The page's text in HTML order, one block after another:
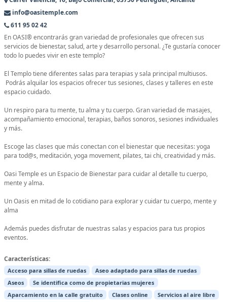
info@oasitemple.com
611 95 02 42
En OASI® encontrarás gran variedad de profesionales que ofrecen sus
servicios de bienestar, salud, arte y desarrollo personal. ¿Te gustaría conocer
todo lo puedes vivir en este templo?
El Templo tiene diferentes salas para terapias y sala principal multiusos.
Podrás alquilar los espacios ofrecer tus sesiones, clases y talleres en este
espacio cuidado.
Un respiro para tu mente, tu alma y tu cuerpo. Gran variedad de masajes,
acompañamiento emocional, terapias, baños sonoros, sesiones individuales
y más.
Escoge las clases que más conectan con el bienestar que necesitas: yoga
para tod@s, meditación, yoga movement, pilates, tai chi, creatividad y más.
Oasi Temple es un Espacio de Bienestar para cuidar al detalle tu cuerpo,
mente y alma.
Un Oasis en mitad de lo cotidiano para explorar y cuidar tu cuerpo, mente y
alma
Además puedes disfrutar de nuestras salas y espacios para tus propios
eventos.
Características:
Acceso para sillas de ruedas
Aseo adaptado para sillas de ruedas
Aseos
Se identifica como de propietarias mujeres
Aparcamiento en la calle gratuito
Clases online
Servicios al aire libre